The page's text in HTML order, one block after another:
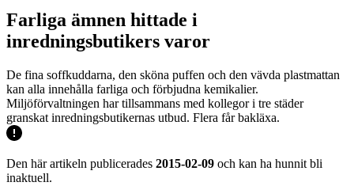
Farliga ämnen hittade i
inredningsbutikers varor
De fina soffkuddarna, den sköna puffen och den vävda plastmattan
kan alla innehålla farliga och förbjudna kemikalier.
Miljöförvaltningen har tillsammans med kollegor i tre städer
granskat inredningsbutikernas utbud. Flera får bakläxa.
Den här artikeln publicerades 2015-02-09 och kan ha hunnit bli
inaktuell.